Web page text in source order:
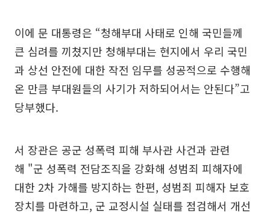
이에 문 대통령은 “청해부대 사태로 인해 국민들께
큰 심려를 끼쳤지만 청해부대는 현지에서 우리 국민
과 상선 안전에 대한 작전 임무를 성공적으로 수행해
온 만큼 부대원들의 사기가 저하되어서는 안된다”고
당부했다.
서 장관은 공군 성폭력 피해 부사관 사건과 관련
해 "군 성폭력 전담조직을 강화해 성범죄 피해자에
대한 2차 가해를 방지하는 한편, 성범죄 피해자 보호
장치를 마련하고, 군 교정시설 실태를 점검해서 개선